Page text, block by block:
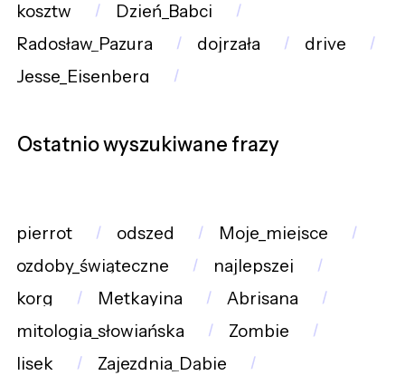
kosztw
Dzień_Babci
Radosław_Pazura
dojrzała
drive
Jesse_Eisenberg
Ostatnio wyszukiwane frazy
pierrot odszed
Moje_miejsce
ozdoby_świąteczne
najlepszej
korg
Metkayina
Abrisana
mitologia_słowiańska
Zombie
lisek
Zajezdnia_Dąbie